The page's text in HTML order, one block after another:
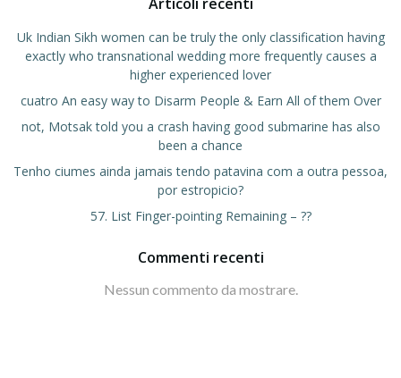
Uk Indian Sikh women can be truly the only classification having
exactly who transnational wedding more frequently causes a
higher experienced lover
cuatro An easy way to Disarm People & Earn All of them Over
not, Motsak told you a crash having good submarine has also
been a chance
Tenho ciumes ainda jamais tendo patavina com a outra pessoa,
por estropicio?
57. List Finger-pointing Remaining – ??
Commenti recenti
Nessun commento da mostrare.